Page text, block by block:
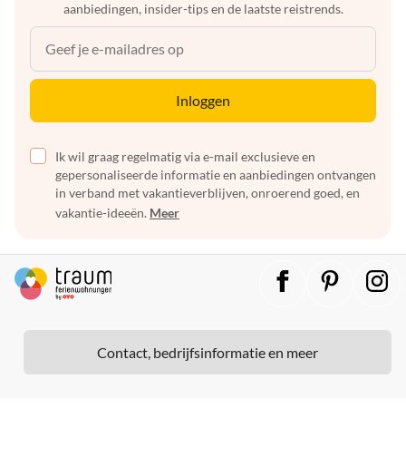
aanbiedingen, insider-tips en de laatste reistrends.
Inloggen
Ik wil graag regelmatig via e-mail exclusieve en
gepersonaliseerde informatie en aanbiedingen ontvangen
in verband met vakantieverblijven, onroerend goed, en
vakantie-ideeën. Meer
Contact, bedrijfsinformatie en meer